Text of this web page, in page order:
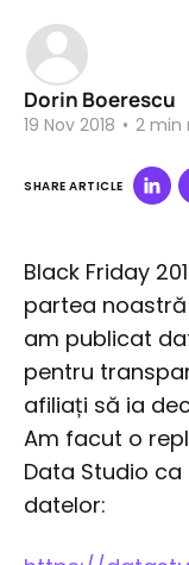
Dorin Boerescu
19 Nov 2018 • 2 min
SHARE ARTICLE
Black Friday
partea noastră
am publicat
pentru
afiliați să ia
Am facut o
Data Studio
datelor: